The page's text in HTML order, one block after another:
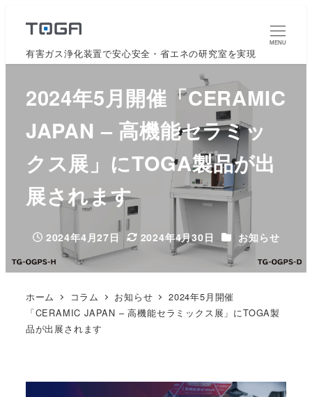
有害ガス浄化装置で安心安全・省エネの研究室を実現
MENU
2024年5月開催「CERAMIC
JAPAN – 高機能セラミッ
クス展」にTOGA製品が出
展されます
投稿日
2024年4月27日
更新日
2024年4月30日 カテゴリー
お知らせ
ホーム コラム お知らせ
2024年5月開催
「CERAMIC JAPAN – 高機能セラミックス展」にTOGA製
品が出展されます